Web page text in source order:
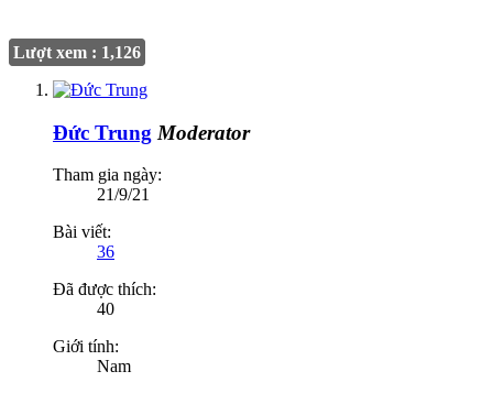
Lượt xem : 1,126
Đức Trung Moderator
Tham gia ngày:
21/9/21
Bài viết:
36
Đã được thích:
40
Giới tính:
Nam